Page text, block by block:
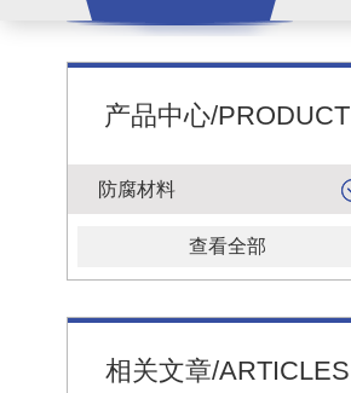
产品中心/PRODUCT
防腐材料
查看全部
相关文章/ARTICLES